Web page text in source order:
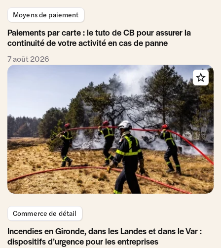
Moyens de paiement
Paiements par carte : le tuto de CB pour assurer la
continuité de votre activité en cas de panne
7 août 2026
Commerce de détail
Incendies en Gironde, dans les Landes et dans le Var :
dispositifs d’urgence pour les entreprises